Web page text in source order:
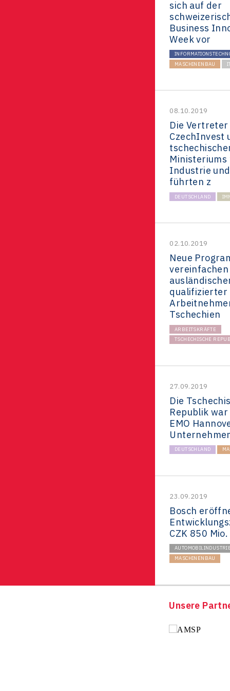
sich auf der
Business
Week vor
MASCHINENBAU
08.10.2019
Die Vertreter
CzechInvest
Ministeriums
Industrie
führten z
DEUTSCHLAND
02.10.2019
Neue
vereinfachen
qualifizierter
Tschechien
ARBEITSKRÄFTE
TSCHECHISCHE
27.09.2019
Die
Republik
EMO
DEUTSCHLAND
23.09.2019
Bosch
CZK 850 Mio.
AUTOMOBILINDUSTRIE
MASCHINENBAU
Unsere